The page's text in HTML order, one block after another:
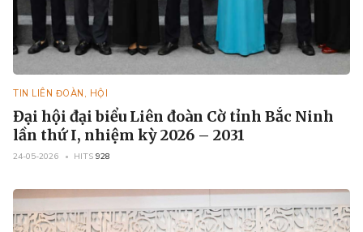
TIN LIÊN ĐOÀN, HỘI
Đại hội đại biểu Liên đoàn Cờ tỉnh Bắc Ninh
lần thứ I, nhiệm kỳ 2026 – 2031
24-05-2026 HITS 928